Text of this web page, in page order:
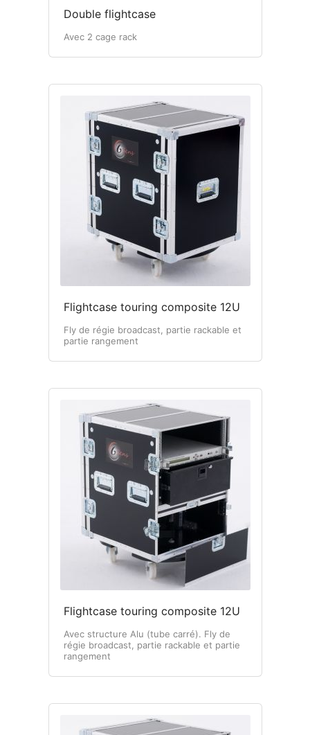
Double flightcase
Avec 2 cage rack
Flightcase touring composite 12U
Fly de régie broadcast, partie rackable et
partie rangement
Flightcase touring composite 12U
Avec structure Alu (tube carré). Fly de
régie broadcast, partie rackable et partie
rangement